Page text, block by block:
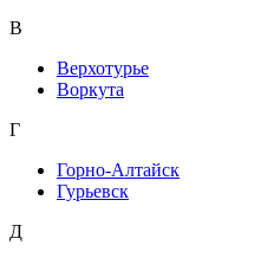
В
Верхотурье
Воркута
Г
Горно-Алтайск
Гурьевск
Д